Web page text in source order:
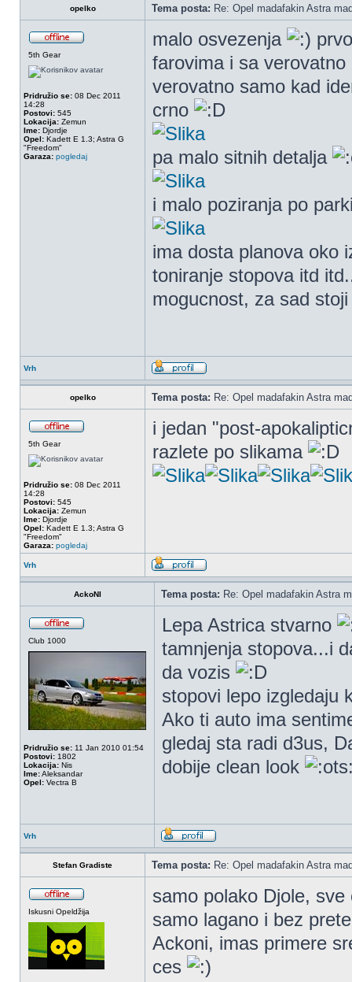
opelko Tema posta: Re: Opel madafakin Astra
5th Gear
Pridružio se: 08 Dec 2011
14:28
Postovi: 545
Lokacija: Zemun
Ime: Djordje
Opel: Kadett E 1.3; Astra G
"Freedom"
Garaza: pogledaj
malo osvezenja
farovima i sa
verovatno samo kad
crno
pa malo sitnih detalja
i malo poziranja po
ima dosta planova oko
toniranje stopova itd
mogucnost, za sad
Vrh
opelko Tema posta: Re: Opel madafakin Astra
5th Gear
Pridružio se: 08 Dec 2011
14:28
Postovi: 545
Lokacija: Zemun
Ime: Djordje
Opel: Kadett E 1.3; Astra G
"Freedom"
Garaza: pogledaj
i jedan "post-
razlete po slikama
Vrh
AckoNI Tema posta: Re: Opel madafakin Astra
Club 1000
Pridružio se: 11 Jan 2010 01:54
Postovi: 1802
Lokacija: Nis
Ime:Aleksandar
Opel: Vectra B
Lepa Astrica stvarno
tamnjenja stopova...i
da vozis
stopovi lepo izgledaju
Ako ti auto ima
gledaj sta radi d3us,
dobije clean look
Vrh
Stefan Gradiste Tema posta: Re: Opel madafakin Astra
Iskusni Opeldžija
samo polako Djole,
samo lagano i bez
Ackoni, imas primere
ces